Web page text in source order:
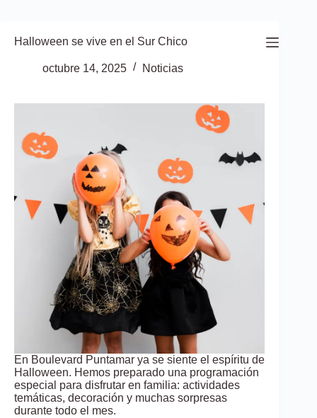
Halloween se vive en el Sur Chico
octubre 14, 2025 Noticias
En Boulevard Puntamar ya se siente el espíritu de
Halloween. Hemos preparado una programación
especial para disfrutar en familia: actividades
temáticas, decoración y muchas sorpresas
durante todo el mes.